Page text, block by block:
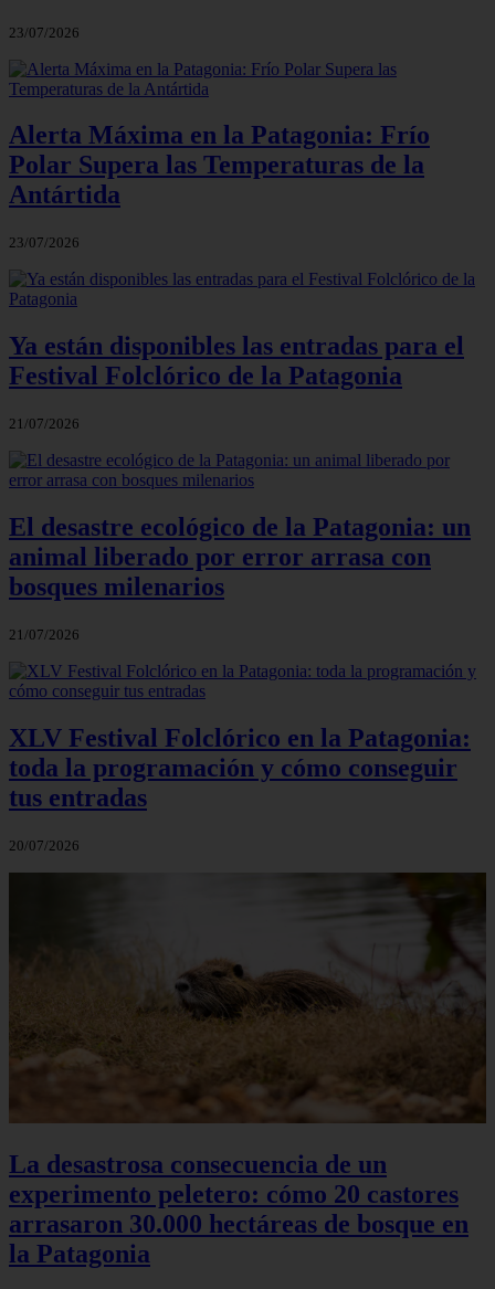
23/07/2026
Alerta Máxima en la Patagonia: Frío
Polar Supera las Temperaturas de la
Antártida
23/07/2026
Ya están disponibles las entradas para el
Festival Folclórico de la Patagonia
21/07/2026
El desastre ecológico de la Patagonia: un
animal liberado por error arrasa con
bosques milenarios
21/07/2026
XLV Festival Folclórico en la Patagonia:
toda la programación y cómo conseguir
tus entradas
20/07/2026
La desastrosa consecuencia de un
experimento peletero: cómo 20 castores
arrasaron 30.000 hectáreas de bosque en
la Patagonia